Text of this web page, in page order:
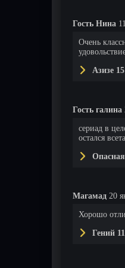
Гость Нина
Очень
Азизе
Гость галина
сериад в
остался
Магамад 20
Хорошо
Гений